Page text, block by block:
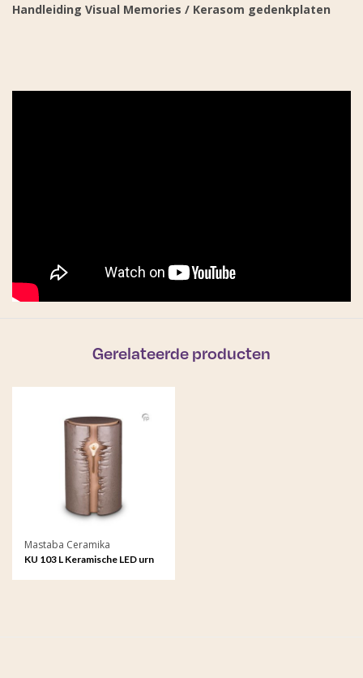
Handleiding Visual Memories / Kerasom gedenkplaten
Gerelateerde producten
Mastaba Ceramika
KU 103 L Keramische LED urn